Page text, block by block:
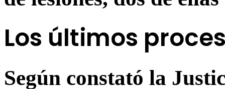
Los últimos
Según constató la